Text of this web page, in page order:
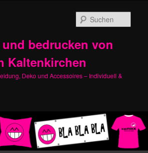
bedrucken von
Kaltenkirchen
Deko und Accessoires – Individuell &